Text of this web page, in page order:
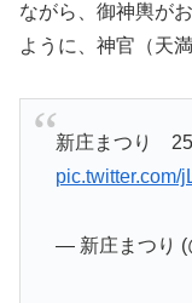
ながら、御神輿が
ように、神官（天
新庄まつり
pic.twitter.com/
— 新庄まつり